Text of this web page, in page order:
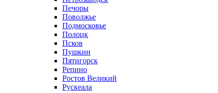
Печоры
Поволжье
Подмосковье
Полоцк
Псков
Пушкин
Пятигорск
Репино
Ростов Великий
Рускеала